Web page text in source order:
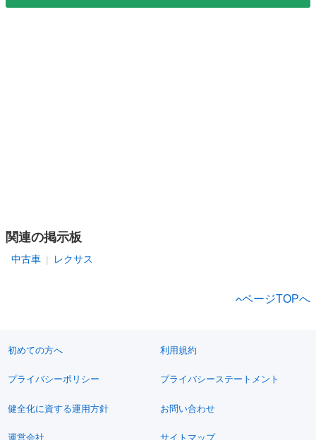
関連の掲示板
中古車 レクサス
ページTOPへ
初めての方へ 利用規約
プライバシーポリシー プライバシーステートメント
健全化に資する運用方針 お問い合わせ
運営会社 サイトマップ